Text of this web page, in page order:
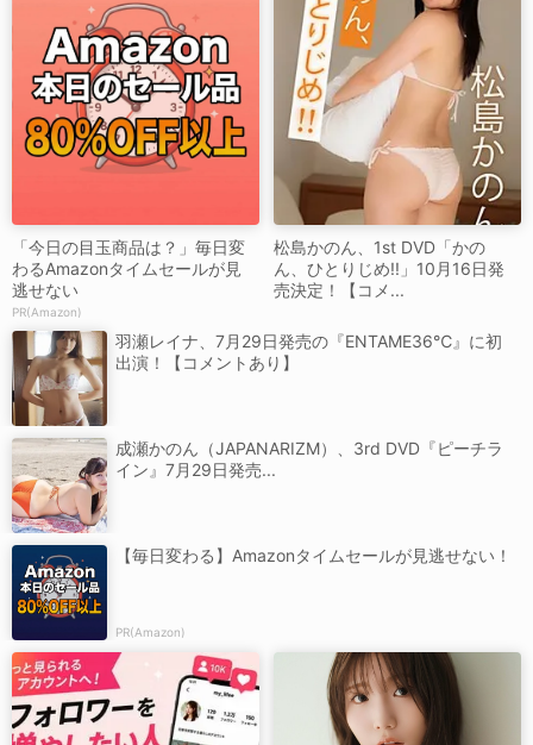
「今日の目玉商品は？」毎日変
わるAmazonタイムセールが見
逃せない
PR(Amazon)
松島かのん、1st DVD「かの
ん、ひとりじめ!!」10月16日発
売決定！【コメ...
羽瀬レイナ、7月29日発売の『ENTAME36℃』に初
出演！【コメントあり】
成瀬かのん（JAPANARIZM）、3rd DVD『ピーチラ
イン』7月29日発売...
【毎日変わる】Amazonタイムセールが見逃せない！
PR(Amazon)